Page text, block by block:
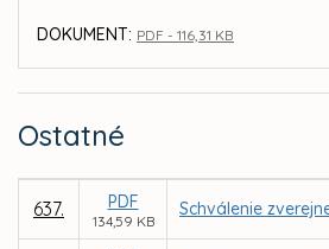
DOKUMENT: PDF - 116,31 KB
Ostatné
637. PDF
134,59 KB
Schválenie